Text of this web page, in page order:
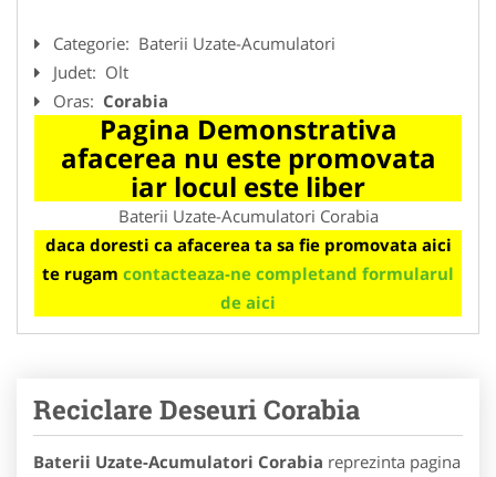
Categorie: Baterii Uzate-Acumulatori
Judet: Olt
Oras: Corabia
Pagina Demonstrativa
afacerea nu este promovata
iar locul este liber
Baterii Uzate-Acumulatori Corabia
daca doresti ca afacerea ta sa fie promovata aici
te rugam contacteaza-ne completand formularul
de aici
Reciclare Deseuri Corabia
Baterii Uzate-Acumulatori Corabia reprezinta pagina